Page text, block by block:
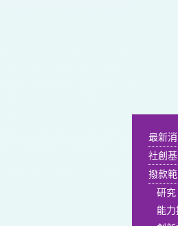
最新
社創
撥款
研究
能力